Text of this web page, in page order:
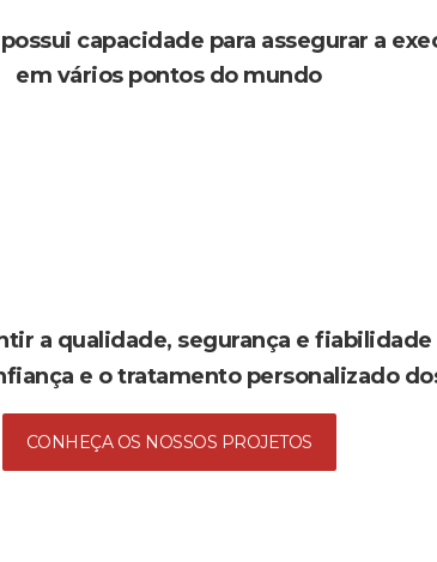
capacidade para assegurar a
em vários pontos do mundo
a qualidade, segurança e
e o tratamento personalizado
CONHEÇA OS NOSSOS PROJETOS